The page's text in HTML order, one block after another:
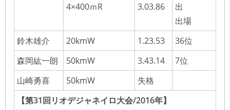
4×400ｍR
3.03.86
出
出場
鈴木雄介
20kmW 1.23.53
36位
森岡紘一朗
50kmW 3.43.14
7位
山崎勇喜
50kmW
失格
【第31回リオデジャネイロ大会/2016年】